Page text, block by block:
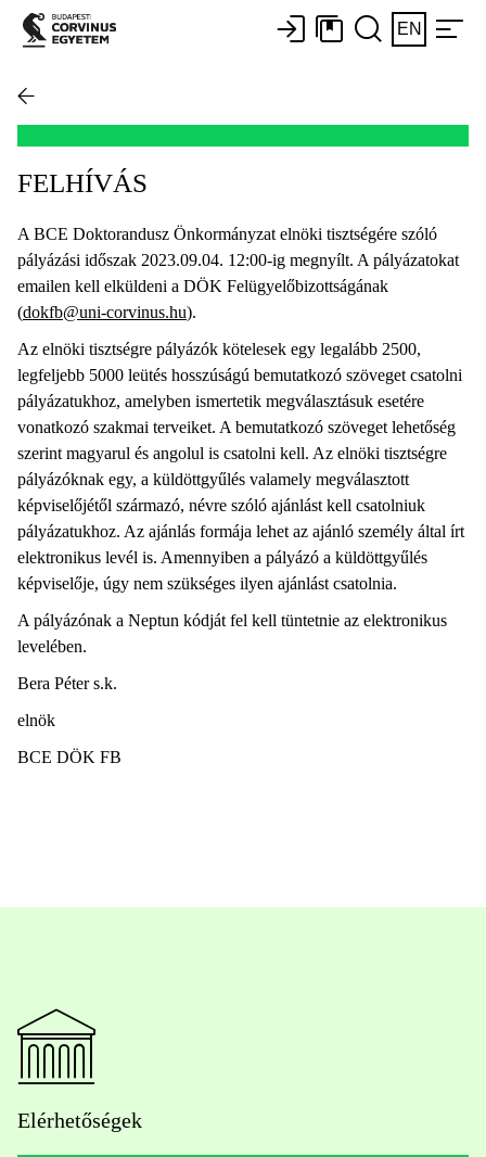
EN
FELHÍVÁS
A BCE Doktorandusz Önkormányzat elnöki tisztségére szóló
pályázási időszak 2023.09.04. 12:00-ig megnyílt. A pályázatokat
emailen kell elküldeni a DÖK Felügyelőbizottságának
(dokfb@uni-corvinus.hu).
Az elnöki tisztségre pályázók kötelesek egy legalább 2500,
legfeljebb 5000 leütés hosszúságú bemutatkozó szöveget csatolni
pályázatukhoz, amelyben ismertetik megválasztásuk esetére
vonatkozó szakmai terveiket. A bemutatkozó szöveget lehetőség
szerint magyarul és angolul is csatolni kell. Az elnöki tisztségre
pályázóknak egy, a küldöttgyűlés valamely megválasztott
képviselőjétől származó, névre szóló ajánlást kell csatolniuk
pályázatukhoz. Az ajánlás formája lehet az ajánló személy által írt
elektronikus levél is. Amennyiben a pályázó a küldöttgyűlés
képviselője, úgy nem szükséges ilyen ajánlást csatolnia.
A pályázónak a Neptun kódját fel kell tüntetnie az elektronikus
levelében.
Bera Péter s.k.
elnök
BCE DÖK FB
Elérhetőségek